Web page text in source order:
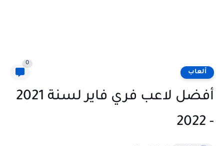
ألعاب
0
أفضل لاعب فري فاير لسنة 2021
- 2022